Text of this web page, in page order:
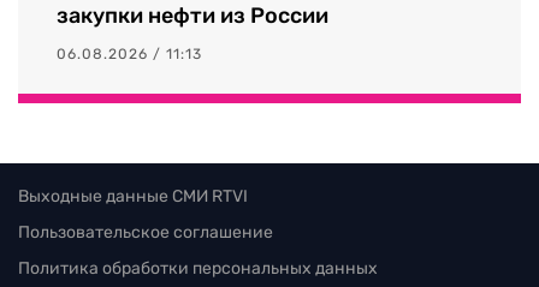
закупки нефти из России
06.08.2026 / 11:13
Выходные данные СМИ RTVI
Пользовательское соглашение
Политика обработки персональных данных